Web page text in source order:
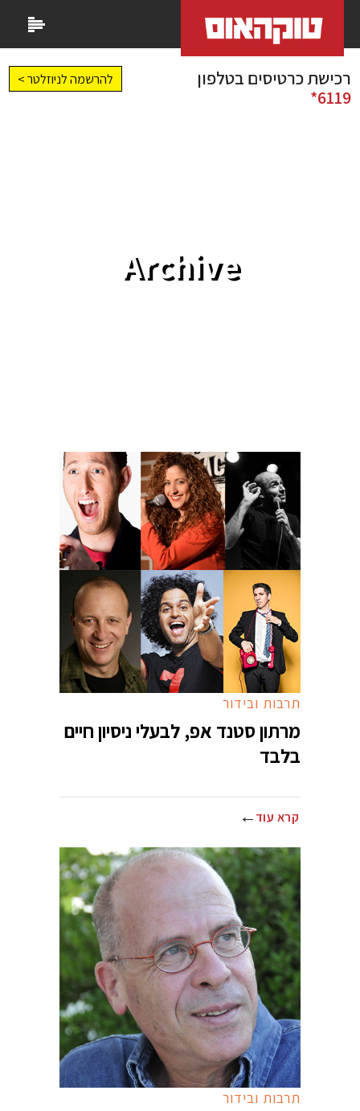
רכישת כרטיסים בטלפון
6119*
להרשמה לניוזלטר >
Archive
תרבות ובידור
מרתון סטנד אפ, לבעלי ניסיון חיים
בלבד
קרא עוד
תרבות ובידור